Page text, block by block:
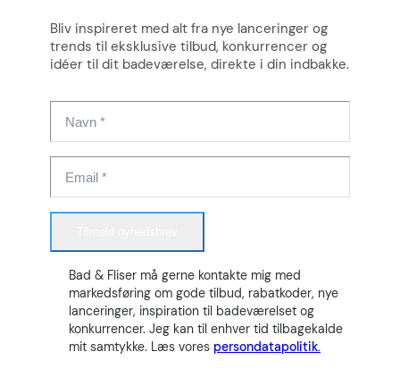
Bliv inspireret med alt fra nye lanceringer og
trends til eksklusive tilbud, konkurrencer og
idéer til dit badeværelse, direkte i din indbakke.
Bad & Fliser må gerne kontakte mig med
markedsføring om gode tilbud, rabatkoder, nye
lanceringer, inspiration til badeværelset og
konkurrencer. Jeg kan til enhver tid tilbagekalde
mit samtykke. Læs vores persondatapolitik.